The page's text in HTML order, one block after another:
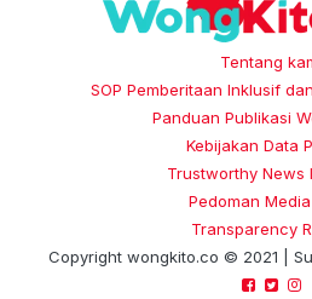
Tentang
SOP Pemberitaan Inklusif
Panduan Publikasi
Kebijakan Data
Trustworthy News
Pedoman
Transparency
Copyright wongkito.co © 2021 |